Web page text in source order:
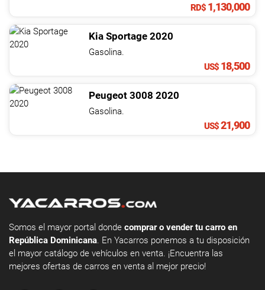
RD$ 1,130,000
Kia Sportage 2020
Gasolina.
US$ 18,500
Peugeot 3008 2020
Gasolina.
US$21,900
Somos el mayor portal donde comprar o vender tu carro en
República Dominicana. En Yacarros ponemos a tu disposición
el mayor catálogo de vehículos en venta. ¡Encuentra las
mejores ofertas de carros en venta al mejor precio!